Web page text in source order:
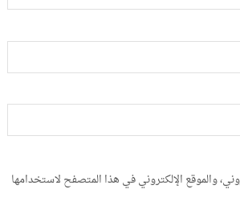
والموقع الإلكتروني في هذا المتصفح لاستخدامها